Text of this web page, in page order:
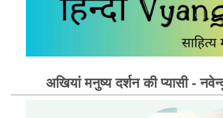
अखियां मनुष्य दर्शन की प्यासी -